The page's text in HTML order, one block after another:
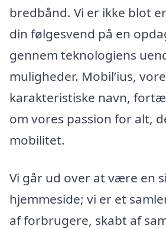
bredbånd. Vi er ikke blot
din følgesvend på en
gennem teknologiens
muligheder. Mobil’ius,
karakteristiske navn,
om vores passion for alt,
mobilitet.
Vi går ud over at være en
hjemmeside; vi er et
af forbrugere, skabt af